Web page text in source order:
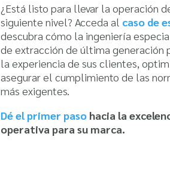
¿Está listo para llevar la operación
siguiente nivel? Acceda al caso de
descubra cómo la ingeniería
de extracción de última generación
la experiencia de sus clientes,
asegurar el cumplimiento de las
más exigentes.
Dé el primer pasohacia la
operativa para su marca.